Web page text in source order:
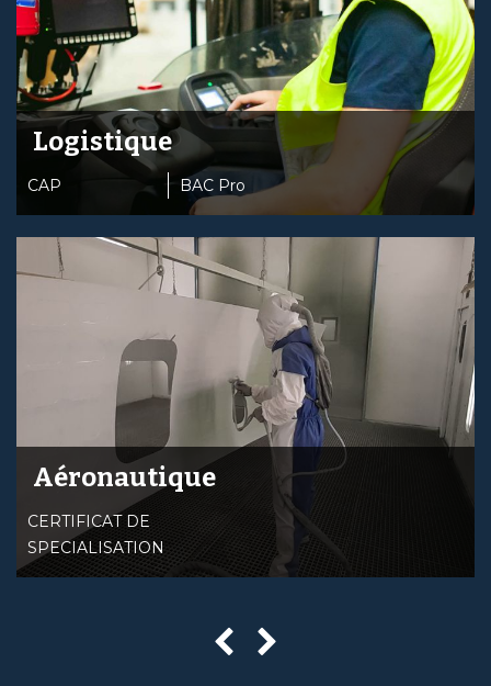
Logistique
CAP BAC Pro
Aéronautique
CERTIFICAT DE
SPECIALISATION